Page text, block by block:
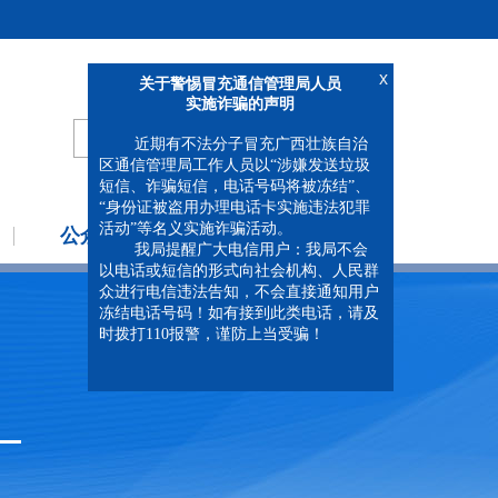
移动版 繁体 无障碍浏览
公众参与 专题专栏
关于警惕冒充通信管理局人员
近期有不法分子冒充广西壮族自治
区通信管理局工作人员以“涉嫌发送垃圾
短信、诈骗短信，电话号码将被冻结”、
“身份证被盗用办理电话卡实施违法犯罪
活动”等名义实施诈骗活动。
我局提醒广大电信用户：我局不会
以电话或短信的形式向社会机构、人民群
众进行电信违法告知，不会直接通知用户
冻结电话号码！如有接到此类电话，请及